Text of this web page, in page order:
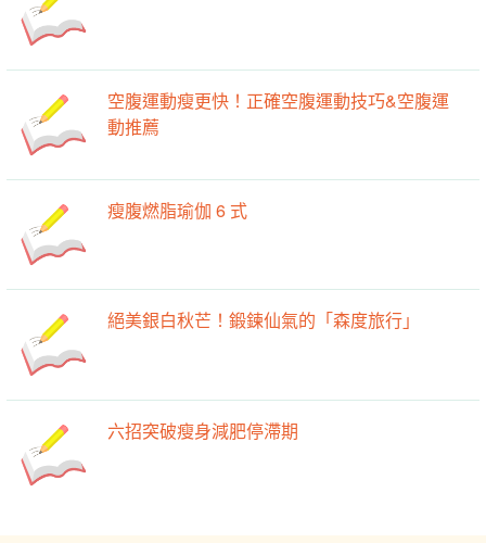
空腹運動瘦更快！正確空腹運動技巧&空腹運
動推薦
瘦腹燃脂瑜伽 6 式
絕美銀白秋芒！鍛鍊仙氣的「森度旅行」
六招突破瘦身減肥停滯期